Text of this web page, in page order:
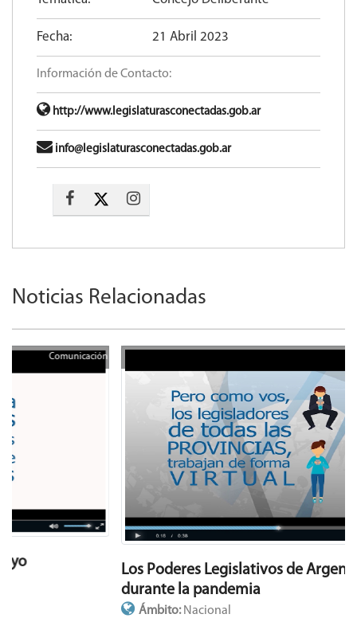
Fecha: 21 Abril 2023
Información de Contacto:
http://www.legislaturasconectadas.gob.ar
info@legislaturasconectadas.gob.ar
Noticias Relacionadas
Los Poderes Legislativos de Argentina sesionan
durante la pandemia
Nacional